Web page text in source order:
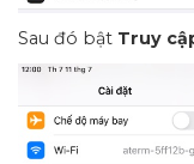
Sau đó bật Truy